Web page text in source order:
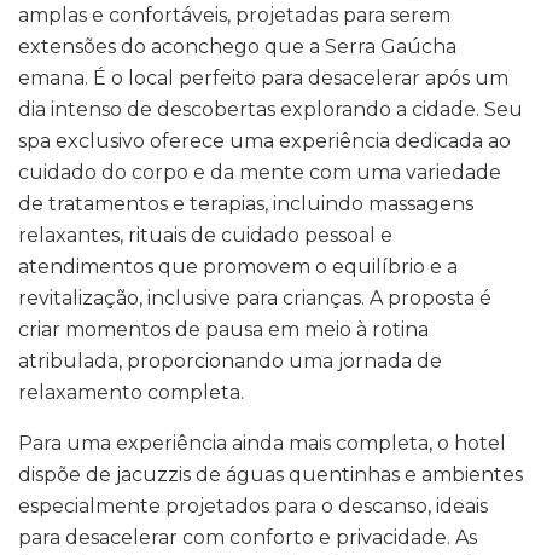
amplas e confortáveis, projetadas para serem
extensões do aconchego que a Serra Gaúcha
emana. É o local perfeito para desacelerar após um
dia intenso de descobertas explorando a cidade. Seu
spa exclusivo oferece uma experiência dedicada ao
cuidado do corpo e da mente com uma variedade
de tratamentos e terapias, incluindo massagens
relaxantes, rituais de cuidado pessoal e
atendimentos que promovem o equilíbrio e a
revitalização, inclusive para crianças. A proposta é
criar momentos de pausa em meio à rotina
atribulada, proporcionando uma jornada de
relaxamento completa.
Para uma experiência ainda mais completa, o hotel
dispõe de jacuzzis de águas quentinhas e ambientes
especialmente projetados para o descanso, ideais
para desacelerar com conforto e privacidade. As